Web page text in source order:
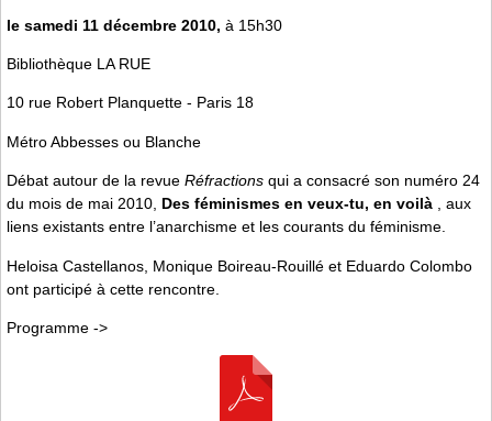
le samedi 11 décembre 2010, à 15h30
Bibliothèque LA RUE
10 rue Robert Planquette - Paris 18
Métro Abbesses ou Blanche
Débat autour de la revue Réfractions qui a consacré son numéro 24
du mois de mai 2010, Des féminismes en veux-tu, en voilà , aux
liens existants entre l’anarchisme et les courants du féminisme.
Heloisa Castellanos, Monique Boireau-Rouillé et Eduardo Colombo
ont participé à cette rencontre.
Programme ->